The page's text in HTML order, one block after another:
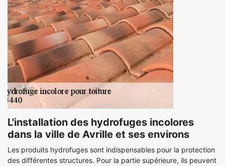
L'installation des hydrofuges incolores
dans la ville de Avrille et ses environs
Les produits hydrofuges sont indispensables pour la protection
des différentes structures. Pour la partie supérieure, ils peuvent